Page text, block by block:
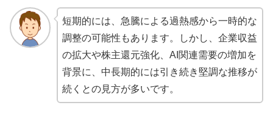
短期的には、急騰による過熱感から一時的な
調整の可能性もあります。しかし、企業収益
の拡大や株主還元強化、AI関連需要の増加を
背景に、中長期的には引き続き堅調な推移が
続くとの見方が多いです。